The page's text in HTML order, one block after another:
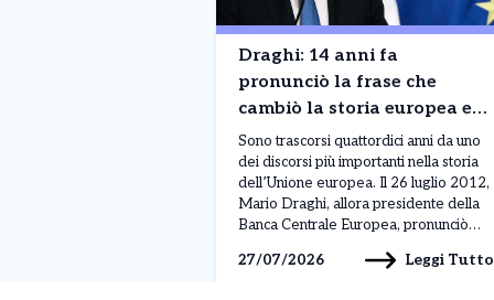
Draghi: 14 anni fa
pronunciò la frase che
cambiò la storia europea e
salvò l’Euro dal collasso
Sono trascorsi quattordici anni da uno
dei discorsi più importanti nella storia
dell’Unione europea. Il 26 luglio 2012,
Mario Draghi, allora presidente della
Banca Centrale Europea, pronunciò
mercati e a segnare una svolta nella
27/07/2026 Leggi Tutto